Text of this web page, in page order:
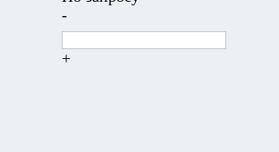
-
+